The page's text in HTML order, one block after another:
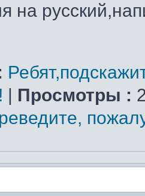
на
| Просмотры :